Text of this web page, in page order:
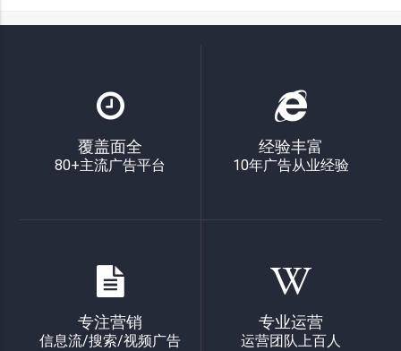
覆盖面全
80+主流广告平台
经验丰富
10年广告从业经验
专注营销
信息流/搜索/视频广告
专业运营
运营团队上百人